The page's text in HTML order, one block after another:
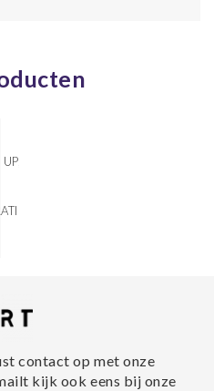
contact op met onze
kijk ook eens bij onze